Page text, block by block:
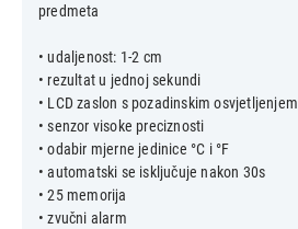
predmeta
• udaljenost: 1-2 cm
• rezultat u jednoj sekundi
• LCD zaslon s pozadinskim osvjetljenjem
• senzor visoke preciznosti
• odabir mjerne jedinice °C i °F
• automatski se isključuje nakon 30s
• 25 memorija
• zvučni alarm